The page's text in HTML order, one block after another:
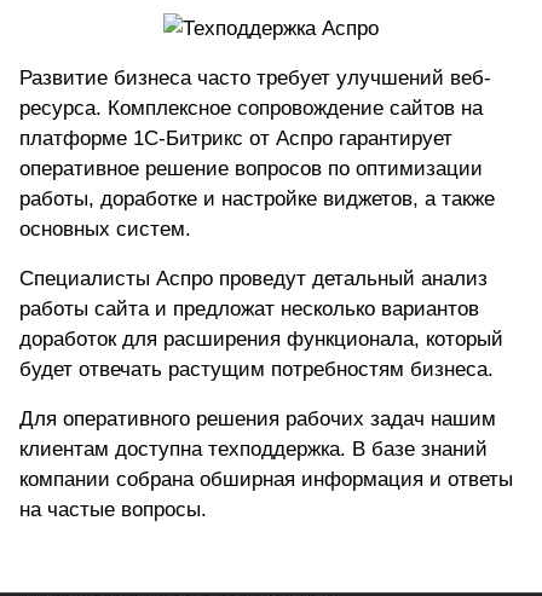
Развитие бизнеса часто требует улучшений веб-
ресурса. Комплексное сопровождение сайтов на
платформе 1С-Битрикс от Аспро гарантирует
оперативное решение вопросов по оптимизации
работы, доработке и настройке виджетов, а также
основных систем.
Специалисты Аспро проведут детальный анализ
работы сайта и предложат несколько вариантов
доработок для расширения функционала, который
будет отвечать растущим потребностям бизнеса.
Для оперативного решения рабочих задач нашим
клиентам доступна техподдержка. В базе знаний
компании собрана обширная информация и ответы
на частые вопросы.